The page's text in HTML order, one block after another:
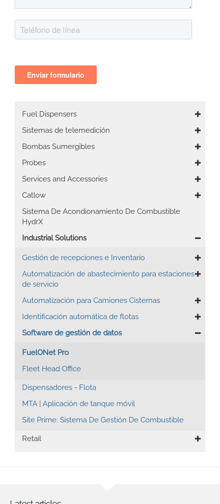
Main
navigation
Fuel Dispensers
Sistemas de telemedición
Bombas Sumergibles
Probes
Services and Accessories
Catlow
Sistema De Acondionamiento De Combustible
HydrX
Industrial Solutions
Gestión de recepciones e Inventario
Automatización de abastecimiento para estaciones
de servicio
Automatización para Camiones Cisternas
Identificación automática de flotas
Software de gestión de datos
FuelONet Pro
Fleet Head Office
Dispensadores - Flota
MTA | Aplicación de tanque móvil
Site Prime: Sistema De Gestión De Combustible
Retail